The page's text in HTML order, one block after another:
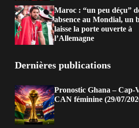
Maroc : “un peu déçu”
absence au Mondial, un
laisse la porte ouverte à
l’Allemagne
Dernières publications
Pronostic Ghana – Cap-
CAN féminine (29/07/